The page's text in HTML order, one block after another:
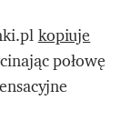
kopiuje
połowę